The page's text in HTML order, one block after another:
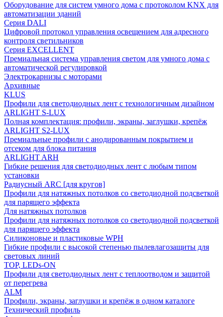
Оборудование для систем умного дома с протоколом KNX для
автоматизации зданий
Серия DALI
Цифровой протокол управления освещением для адресного
контроля светильников
Серия EXCELLENT
Премиальная система управления светом для умного дома с
автоматической регулировкой
Электрокарнизы с моторами
Архивные
KLUS
Профили для светодиодных лент с технологичным дизайном
ARLIGHT S-LUX
Полная комплектация: профили, экраны, заглушки, крепёж
ARLIGHT S2-LUX
Премиальные профили с анодированным покрытием и
отсеком для блока питания
ARLIGHT ARH
Гибкие решения для светодиодных лент с любым типом
установки
Радиусный ARC [для кругов]
Профили для натяжных потолков со светодиодной подсветкой
для парящего эффекта
Для натяжных потолков
Профили для натяжных потолков со светодиодной подсветкой
для парящего эффекта
Силиконовые и пластиковые WPH
Гибкие профили с высокой степенью пылевлагозащиты для
световых линий
TOP, LEDs-ON
Профили для светодиодных лент с теплоотводом и защитой
от перегрева
ALM
Профили, экраны, заглушки и крепёж в одном каталоге
Технический профиль